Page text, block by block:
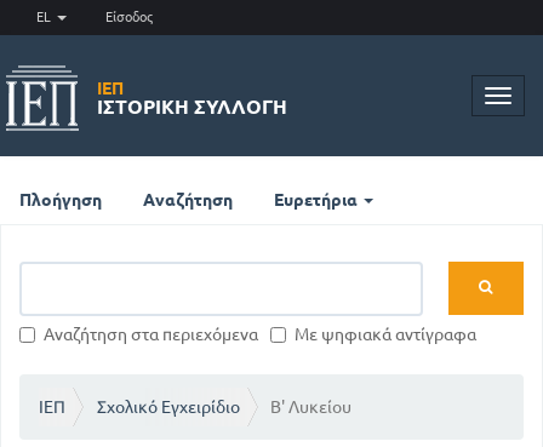
EL Είσοδος
ΙΕΠ
ΙΣΤΟΡΙΚΉ ΣΥΛΛΟΓΉ
Πλοήγηση Αναζήτηση Ευρετήρια
Αναζήτηση στα περιεχόμενα Με ψηφιακά αντίγραφα
ΙΕΠ Σχολικό Εγχειρίδιο Β' Λυκείου